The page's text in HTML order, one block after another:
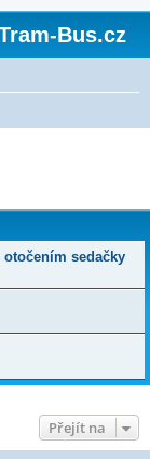
Bus.cz
sedačky
Přejít na